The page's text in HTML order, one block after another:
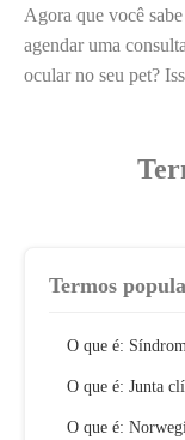
Agora que você
agendar uma
ocular no seu pet?
Termos
O que é:
O que é: Junta
O que é: